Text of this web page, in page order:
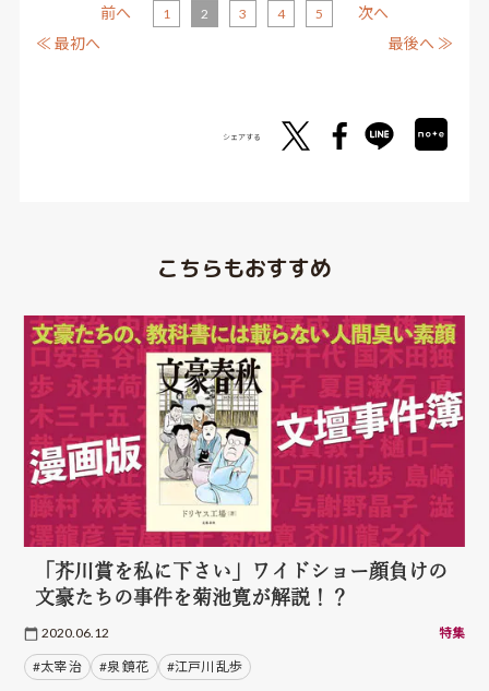
≪ 最初へ
前へ 1 2 3 4 5
次へ
最後へ ≫
シェアする
こちらもおすすめ
「芥川賞を私に下さい」ワイドショー顔負けの
文豪たちの事件を菊池寛が解説！？
2020.06.12 特集
#太宰 治 #泉 鏡花 #江戸川 乱歩